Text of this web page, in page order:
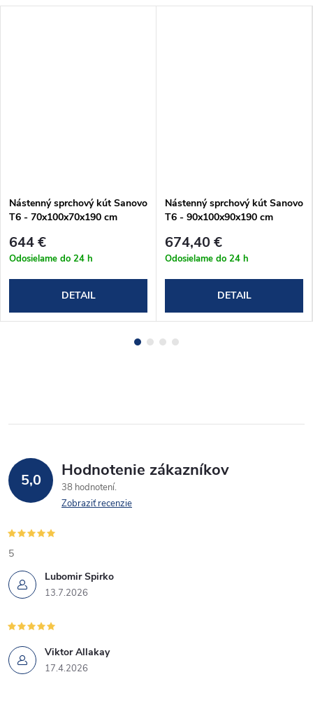
Nástenný sprchový kút Sanovo
T6 - 70x100x70x190 cm
644 €
Odosielame do 24 h
DETAIL
Nástenný sprchový kút Sanovo
T6 - 90x100x90x190 cm
674,40 €
Odosielame do 24 h
DETAIL
5,0 Hodnotenie zákazníkov
38 hodnotení
Zobraziť recenzie
Lubomir Spirko
13.7.2026
5
Viktor Allakay
17.4.2026